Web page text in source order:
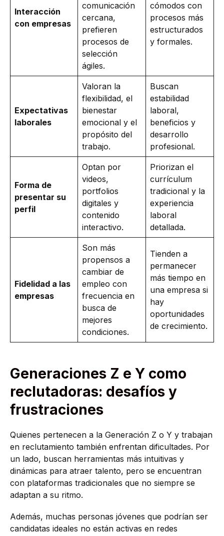
Interacción
con empresas
comunicación
cercana,
prefieren
procesos de
selección
ágiles.
cómodos con
procesos más
estructurados
y formales.
Expectativas
laborales
Valoran la
flexibilidad, el
bienestar
emocional y el
propósito del
trabajo.
Buscan
estabilidad
laboral,
beneficios y
desarrollo
profesional.
Forma de
presentar su
perfil
Optan por
videos,
portfolios
digitales y
contenido
interactivo.
Priorizan el
currículum
tradicional y la
experiencia
laboral
detallada.
Fidelidad a las
empresas
Son más
propensos a
cambiar de
empleo con
frecuencia en
busca de
mejores
condiciones.
Tienden a
permanecer
más tiempo en
una empresa si
hay
oportunidades
de crecimiento.
Generaciones Z e Y como
reclutadoras: desafíos y
frustraciones
Quienes pertenecen a la Generación Z o Y y trabajan
en reclutamiento también enfrentan dificultades. Por
un lado, buscan herramientas más intuitivas y
dinámicas para atraer talento, pero se encuentran
con plataformas tradicionales que no siempre se
adaptan a su ritmo.
Además, muchas personas jóvenes que podrían ser
candidatas ideales no están activas en redes